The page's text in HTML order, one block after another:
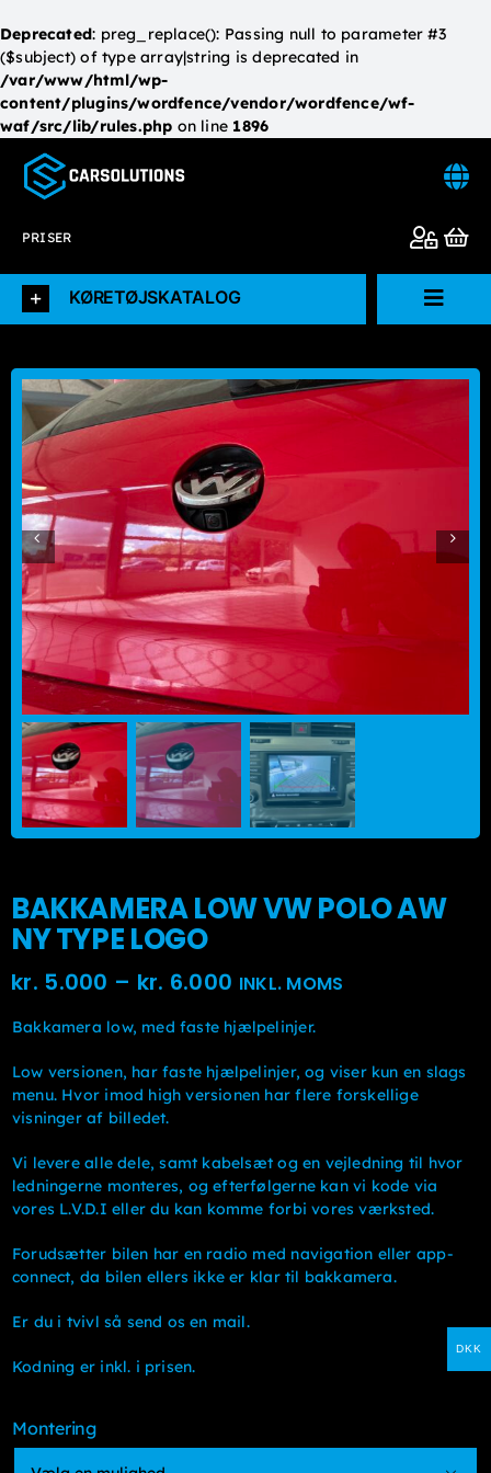
Deprecated: preg_replace(): Passing null to parameter #3
($subject) of type array|string is deprecated in
/var/www/html/wp-
content/plugins/wordfence/vendor/wordfence/wf-
waf/src/lib/rules.php on line 1896
content
PRISER
KØRETØJSKATALOG
Køretøjskatalog
L.V.D.I
Monteringscentre
Carsol
BAKKAMERA LOW VW POLO AW
NY TYPE LOGO
kr. 5.000 – kr. 6.000 Prisinterval:
kr. 5.000kr. 4.000
kr. 6.000kr. 4.800
INKL. MOMS
Bakkamera low, med faste hjælpelinjer.
Low versionen, har faste hjælpelinjer, og viser kun en slags
menu. Hvor imod high versionen har flere forskellige
visninger af billedet.
Vi levere alle dele, samt kabelsæt og en vejledning til hvor
ledningerne monteres, og efterfølgerne kan vi kode via
vores L.V.D.I eller du kan komme forbi vores værksted.
Forudsætter bilen har en radio med navigation eller app-
connect, da bilen ellers ikke er klar til bakkamera.
Er du i tvivl så send os en mail.
Kodning er inkl. i prisen.
Montering
DKK